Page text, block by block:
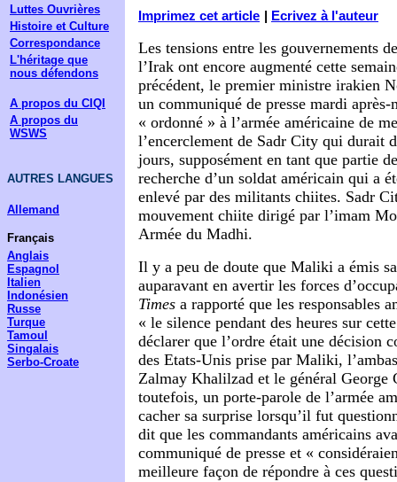
Luttes Ouvrières
Histoire et Culture
Correspondance
L'héritage que
nous défendons
A propos du CIQI
A propos du
WSWS
AUTRES LANGUES
Allemand
Français
Anglais
Espagnol
Italien
Indonésien
Russe
Turque
Tamoul
Singalais
Serbo-Croate
Imprimez cet article Ecrivez à l'auteur
Les tensions entre les gouvernements
l’Irak ont encore augmenté cette
précédent, le premier ministre irakien
un communiqué de presse mardi
« ordonné » à l’armée américaine de
l’encerclement de Sadr City qui durait
jours, supposément en tant que partie
recherche d’un soldat américain qui a
enlevé par des militants chiites. Sadr
mouvement chiite dirigé par l’imam
Armée du Madhi.
Il y a peu de doute que Maliki a émis
auparavant en avertir les forces
Times a rapporté que les responsables
« le silence pendant des heures sur
déclarer que l’ordre était une décision
des Etats-Unis prise par Maliki,
Zalmay Khalilzad et le général George
toutefois, un porte-parole de l’armée
cacher sa surprise lorsqu’il fut
dit que les commandants américains
communiqué de presse et «
meilleure façon de répondre à ces